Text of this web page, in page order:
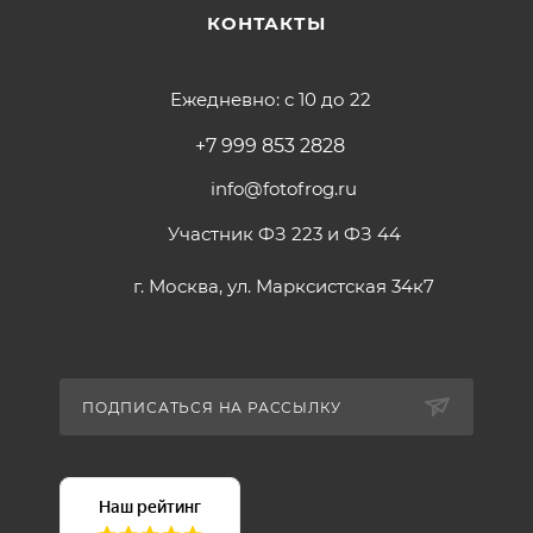
1 × Ключ для разборкиКОНТАКТЫ
Ежедневно: с 10 до 22
+7 999 853 2828
info@fotofrog.ru
Участник ФЗ 223 и ФЗ 44
г. Москва, ул. Марксистская 34к7
ПОДПИСАТЬСЯ НА РАССЫЛКУ